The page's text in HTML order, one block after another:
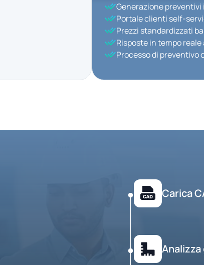
Generazione
Portale clienti self-
Prezzi standardizzati
Risposte in tempo reale
Processo di preventivo
Carica